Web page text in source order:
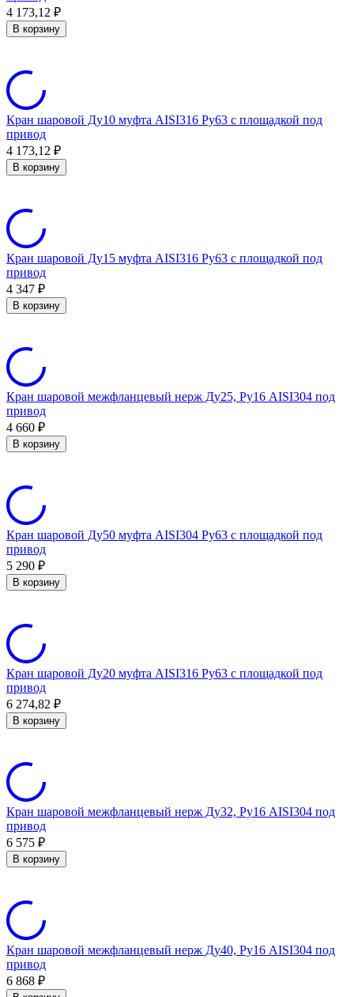
4 173,12 ₽
В корзину
Кран шаровой Ду10 муфта AISI316 Ру63 с площадкой под
привод
4 173,12 ₽
В корзину
Кран шаровой Ду15 муфта AISI316 Ру63 с площадкой под
привод
4 347 ₽
В корзину
Кран шаровой межфланцевый нерж Ду25, Ру16 AISI304 под
привод
4 660 ₽
В корзину
Кран шаровой Ду50 муфта AISI304 Ру63 с площадкой под
привод
5 290 ₽
В корзину
Кран шаровой Ду20 муфта AISI316 Ру63 с площадкой под
привод
6 274,82 ₽
В корзину
Кран шаровой межфланцевый нерж Ду32, Ру16 AISI304 под
привод
6 575 ₽
В корзину
Кран шаровой межфланцевый нерж Ду40, Ру16 AISI304 под
привод
6 868 ₽